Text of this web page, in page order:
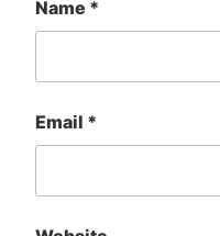
Name *
Email *